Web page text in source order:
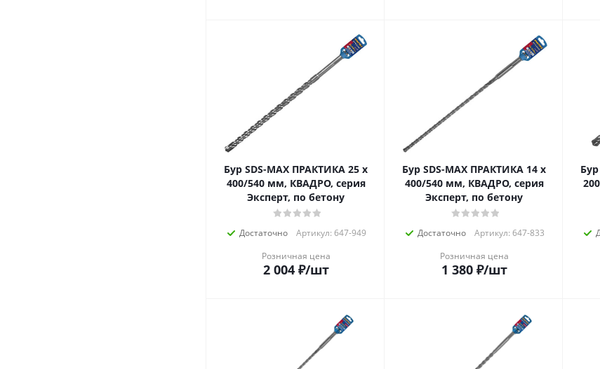
Бур SDS-MAX ПРАКТИКА 25 х
400/540 мм, КВАДРО, серия
Эксперт, по бетону
Достаточно
Артикул: 647-949
Розничная цена
2 004₽/шт
Бур SDS-MAX ПРАКТИКА 14 х
400/540 мм, КВАДРО, серия
Эксперт, по бетону
Достаточно
Артикул: 647-833
Розничная цена
1 380₽/шт